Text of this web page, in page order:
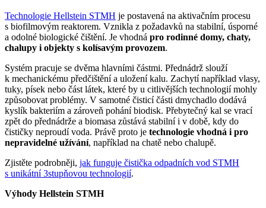
Technologie Hellstein STMH je postavená na aktivačním procesu
s biofilmovým reaktorem. Vznikla z požadavků na stabilní, úsporné
a odolné biologické čištění. Je vhodná pro rodinné domy, chaty,
chalupy i objekty s kolísavým provozem.
Systém pracuje se dvěma hlavními částmi. Přednádrž slouží
k mechanickému předčištění a uložení kalu. Zachytí například vlasy,
tuky, písek nebo část látek, které by u citlivějších technologií mohly
způsobovat problémy. V samotné čisticí části dmychadlo dodává
kyslík bakteriím a zároveň pohání biodisk. Přebytečný kal se vrací
zpět do přednádrže a biomasa zůstává stabilní i v době, kdy do
čističky neproudí voda. Právě proto je technologie vhodná i pro
nepravidelné užívání, například na chatě nebo chalupě.
Zjistěte podrobněji, jak funguje čistička odpadních vod STMH
s unikátní 3stupňovou technologií.
Výhody Hellstein STMH